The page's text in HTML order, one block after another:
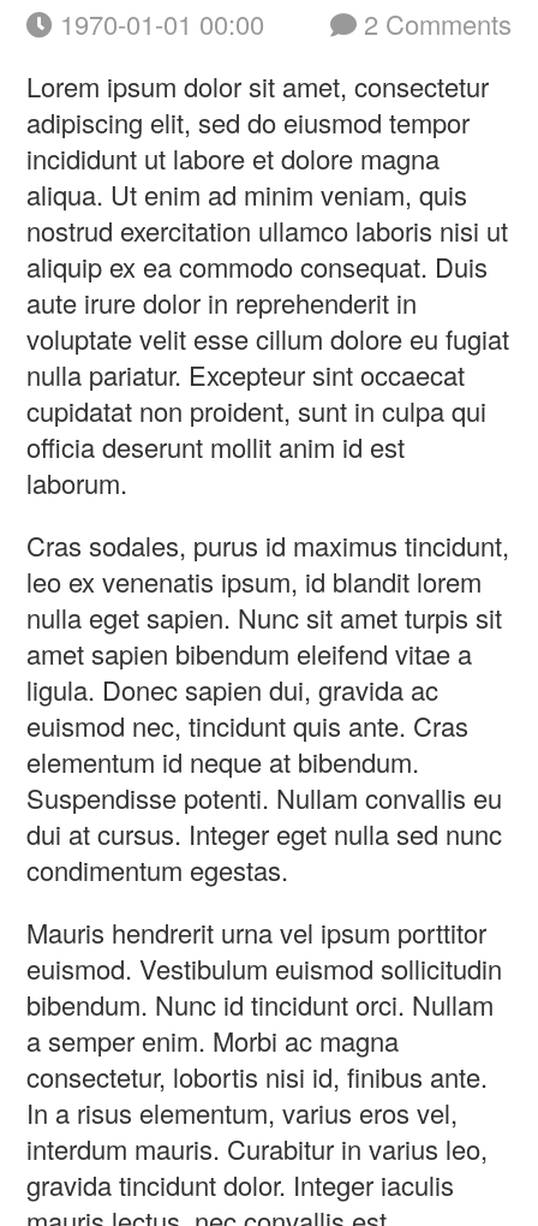
1970-01-01 00:00
2 Comments
Lorem ipsum dolor sit amet, consectetur
adipiscing elit, sed do eiusmod tempor
incididunt ut labore et dolore magna
aliqua. Ut enim ad minim veniam, quis
nostrud exercitation ullamco laboris nisi ut
aliquip ex ea commodo consequat. Duis
aute irure dolor in reprehenderit in
voluptate velit esse cillum dolore eu fugiat
nulla pariatur. Excepteur sint occaecat
cupidatat non proident, sunt in culpa qui
officia deserunt mollit anim id est
laborum.
Cras sodales, purus id maximus tincidunt,
leo ex venenatis ipsum, id blandit lorem
nulla eget sapien. Nunc sit amet turpis sit
amet sapien bibendum eleifend vitae a
ligula. Donec sapien dui, gravida ac
euismod nec, tincidunt quis ante. Cras
elementum id neque at bibendum.
Suspendisse potenti. Nullam convallis eu
dui at cursus. Integer eget nulla sed nunc
condimentum egestas.
Mauris hendrerit urna vel ipsum porttitor
euismod. Vestibulum euismod sollicitudin
bibendum. Nunc id tincidunt orci. Nullam
a semper enim. Morbi ac magna
consectetur, lobortis nisi id, finibus ante.
In a risus elementum, varius eros vel,
interdum mauris. Curabitur in varius leo,
gravida tincidunt dolor. Integer iaculis